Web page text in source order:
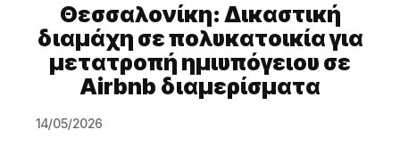
Θεσσαλονίκη: Δικαστική
διαμάχη σε πολυκατοικία για
μετατροπή ημιυπόγειου σε
Airbnb διαμερίσματα
14/05/2026